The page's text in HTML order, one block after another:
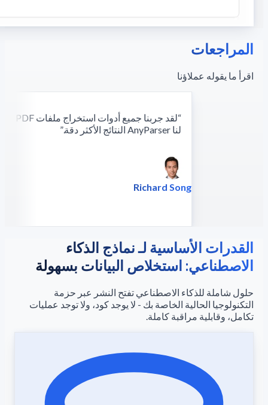
المراجعات
اقرأ ما يقوله عملاؤنا
“
لنا AnyParser النتائج الأكثر دقة.
Richard Song
القدرات الأساسية لـ نماذج الذكاء
الاصطناعي: استخلاص البيانات بسهولة
حلول شاملة للذكاء الاصطناعي تفتح النشر عبر حزمة
التكنولوجيا الحالية الخاصة بك - لا يوجد كود، ولا توجد عمليات
تكامل، وقابلية مراقبة كاملة.